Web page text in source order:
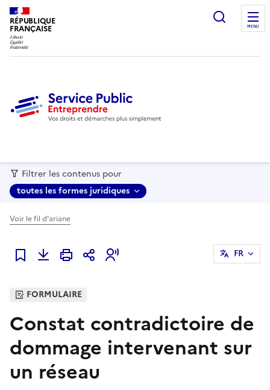
RÉPUBLIQUE
FRANÇAISE MENU
Filtrer les contenus pour
toutes les formes juridiques
Voir le fil d'ariane
Ajouter à mes favoris
FR
FORMULAIRE
Constat contradictoire de
dommage intervenant sur
un réseau